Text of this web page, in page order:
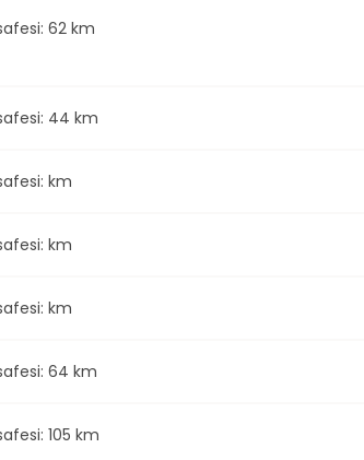
62 km
44 km
km
km
km
64 km
105 km